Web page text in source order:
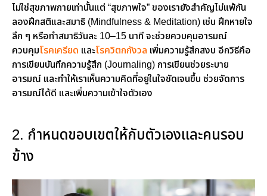
ไม่ใช่สุขภาพกายเท่านั้นแต่ “สุขภาพใจ” ของเรายังสำคัญไม่แพ้กัน
ลองฝึกสติและสมาธิ (Mindfulness & Meditation) เช่น ฝึกหายใจ
ลึก ๆ หรือทำสมาธิวันละ 10–15 นาที จะช่วยควบคุมอารมณ์
ควบคุมโรคเครียด และโรควิตกกังวล เพิ่มความรู้สึกสงบ อีกวิธีคือ
การเขียนบันทึกความรู้สึก (Journaling) การเขียนช่วยระบาย
อารมณ์ และทำให้เราเห็นความคิดที่อยู่ในใจชัดเจนขึ้น ช่วยจัดการ
อารมณ์ได้ดี และเพิ่มความเข้าใจตัวเอง
2. กำหนดขอบเขตให้กับตัวเองและคนรอบ
ข้าง